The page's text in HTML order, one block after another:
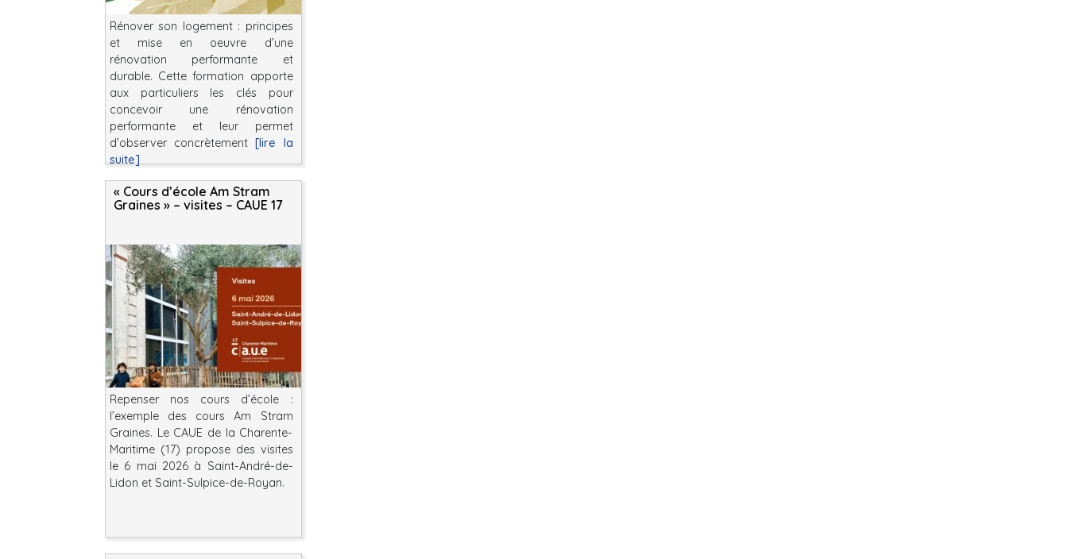
Rénover son logement : principes
et mise en oeuvre d’une
rénovation performante et
durable. Cette formation apporte
aux particuliers les clés pour
concevoir une rénovation
performante et leur permet
d’observer concrètement[lire la
suite]
« Cours d’école Am Stram
Graines » – visites – CAUE 17
Repenser nos cours d’école :
l’exemple des cours Am Stram
Graines. Le CAUE de la Charente-
Maritime (17) propose des visites
le 6 mai 2026 à Saint-André-de-
Lidon et Saint-Sulpice-de-Royan.